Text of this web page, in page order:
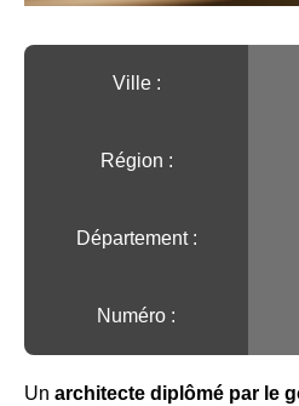
Ville :️
Région :️
Département :
Numéro :
Un architecte diplômé par le